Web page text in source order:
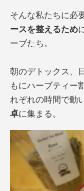
そんな私たちに必
ースを整えるため
ーブたち。
朝のデトックス、
もにハーブティー
れぞれの時間で動
卓に集まる。